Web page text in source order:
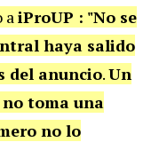
a iProUP : "No se
haya salido
del anuncio.Un
toma una
no lo